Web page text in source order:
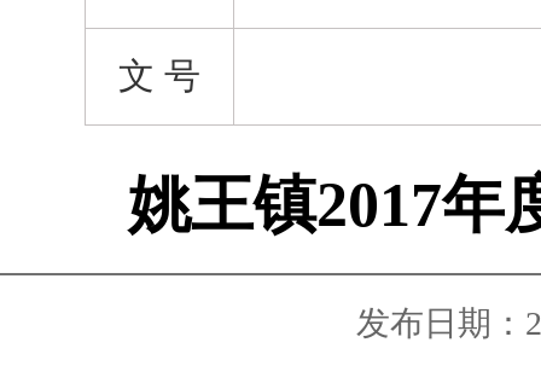
文 号
姚王镇2017年
发布日期：